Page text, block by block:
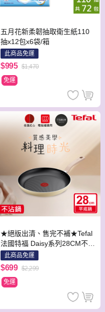
五月花新柔韌抽取衛生紙110
抽x12包x6袋/箱
此商品免運
$995 $1,470
免運
★絕版出清、售完不補★Tefal
法國特福 Daisy系列28CM不沾
平底鍋(適用電磁爐)
此商品免運
$699 $2,299
免運